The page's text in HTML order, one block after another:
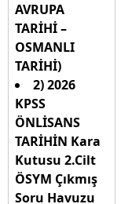
AVRUPA
TARİHİ –
OSMANLI
TARİHİ)
2) 2026
KPSS
ÖNLİSANS
TARİHİN Kara
Kutusu 2.Cilt
ÖSYM Çıkmış
Soru Havuzu